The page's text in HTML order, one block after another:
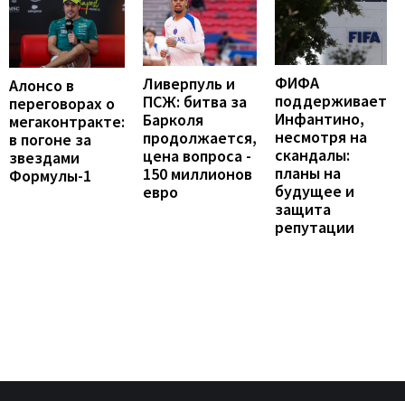
Алонсо в
переговорах о
мегаконтракте:
в погоне за
звездами
Формулы-1
Ливерпуль и
ПСЖ: битва за
Барколя
продолжается,
цена вопроса -
150 миллионов
евро
ФИФА
поддерживает
Инфантино,
несмотря на
скандалы:
планы на
будущее и
защита
репутации